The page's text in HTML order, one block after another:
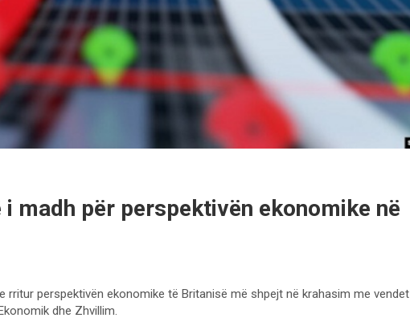
madh për perspektivën ekonomike në
rritur perspektivën ekonomike të Britanisë më shpejt në krahasim me vendet
dhe Zhvillim.